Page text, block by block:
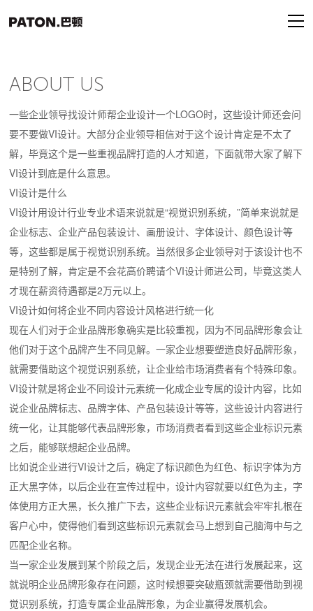
ABOUT US
一些企业领导找设计师帮企业设计一个LOGO时，这些设计师还会问
要不要做VI设计。大部分企业领导相信对于这个设计肯定是不太了
解，毕竟这个是一些重视品牌打造的人才知道，下面就带大家了解下
VI设计到底是什么意思。
VI设计是什么
VI设计用设计行业专业术语来说就是“视觉识别系统，”简单来说就是
企业标志、企业产品包装设计、画册设计、字体设计、颜色设计等
等，这些都是属于视觉识别系统。当然很多企业领导对于该设计也不
是特别了解，肯定是不会花高价聘请个VI设计师进公司，毕竟这类人
才现在薪资待遇都是2万元以上。
VI设计如何将企业不同内容设计风格进行统一化
现在人们对于企业品牌形象确实是比较重视，因为不同品牌形象会让
他们对于这个品牌产生不同见解。一家企业想要塑造良好品牌形象，
就需要借助这个视觉识别系统，让企业给市场消费者有个特殊印象。
VI设计就是将企业不同设计元素统一化成企业专属的设计内容，比如
说企业品牌标志、品牌字体、产品包装设计等等，这些设计内容进行
统一化，让其能够代表品牌形象，市场消费者看到这些企业标识元素
之后，能够联想起企业品牌。
比如说企业进行VI设计之后，确定了标识颜色为红色、标识字体为方
正大黑字体，以后企业在宣传过程中，设计内容就要以红色为主，字
体使用方正大黑，长久推广下去，这些企业标识元素就会牢牢扎根在
客户心中，使得他们看到这些标识元素就会马上想到自己脑海中与之
匹配企业名称。
当一家企业发展到某个阶段之后，发现企业无法在进行发展起来，这
就说明企业品牌形象存在问题，这时候想要突破瓶颈就需要借助到视
觉识别系统，打造专属企业品牌形象，为企业赢得发展机会。